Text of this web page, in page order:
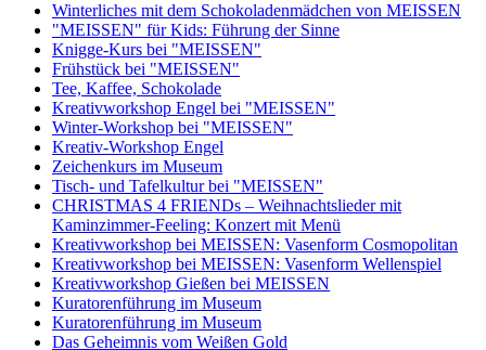
Winterliches mit dem Schokoladenmädchen von MEISSEN
"MEISSEN" für Kids: Führung der Sinne
Knigge-Kurs bei "MEISSEN"
Frühstück bei "MEISSEN"
Tee, Kaffee, Schokolade
Kreativworkshop Engel bei "MEISSEN"
Winter-Workshop bei "MEISSEN"
Kreativ-Workshop Engel
Zeichenkurs im Museum
Tisch- und Tafelkultur bei "MEISSEN"
CHRISTMAS 4 FRIENDs – Weihnachtslieder mit
Kaminzimmer-Feeling: Konzert mit Menü
Kreativworkshop bei MEISSEN: Vasenform Cosmopolitan
Kreativworkshop bei MEISSEN: Vasenform Wellenspiel
Kreativworkshop Gießen bei MEISSEN
Kuratorenführung im Museum
Kuratorenführung im Museum
Das Geheimnis vom Weißen Gold